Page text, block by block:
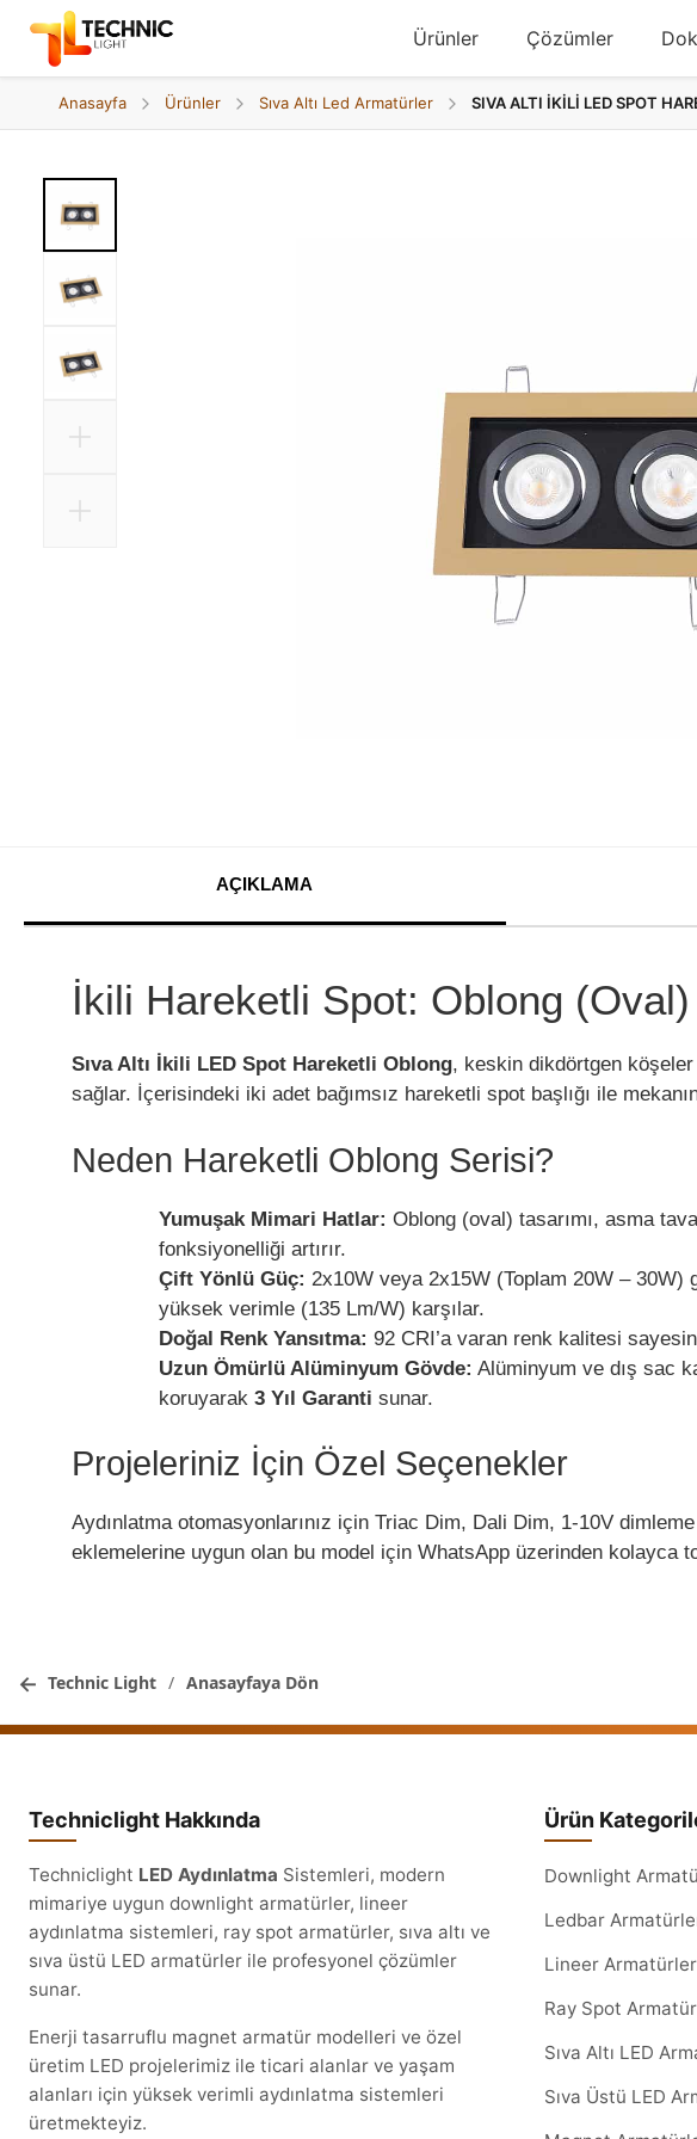
Ürünler Çözümler
Ne arıyorsunuz?
Anasayfa Ürünler Sıva Altı Led Armatürler SIVA ALTI İKİLİ LED SPOT
AÇIKLAMA
İkili Hareketli Spot: Oblong (Oval)
Sıva Altı İkili LED Spot Hareketli Oblong, keskin dikdörtgen
sağlar. İçerisindeki iki adet bağımsız hareketli spot başlığı ile
Neden Hareketli Oblong Serisi?
Yumuşak Mimari Hatlar: Oblong (oval) tasarımı, asma
fonksiyonelliği artırır.
Çift Yönlü Güç: 2x10W veya 2x15W (Toplam 20W – 30W)
yüksek verimle (135 Lm/W) karşılar.
Doğal Renk Yansıtma: 92 CRI’a varan renk kalitesi
Uzun Ömürlü Alüminyum Gövde: Alüminyum ve dış sac
koruyarak3 Yıl Garanti sunar.
Projeleriniz İçin Özel Seçenekler
Aydınlatma otomasyonlarınız için Triac Dim, Dali Dim, 1-10V
eklemelerine uygun olan bu model için WhatsApp üzerinden kolayca
← Technic Light / Anasayfaya Dön
Techniclight Hakkında
Techniclight LED Aydınlatma Sistemleri, modern
mimariye uygun downlight armatürler, lineer
aydınlatma sistemleri, ray spot armatürler, sıva altı ve
sıva üstü LED armatürler ile profesyonel çözümler
sunar.
Enerji tasarruflu magnet armatür modelleri ve özel
üretim LED projelerimiz ile ticari alanlar ve yaşam
alanları için yüksek verimli aydınlatma sistemleri
üretmekteyiz.
Ürün
Downlight
Ledbar
Lineer Armatürler
Ray Spot
Sıva Altı LED
Sıva Üstü LED